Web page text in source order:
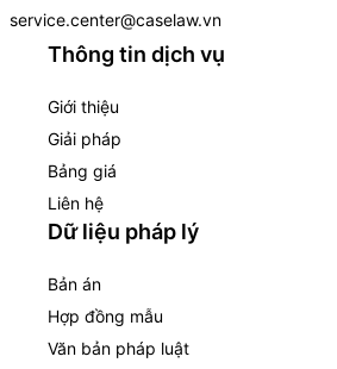
service.center@caselaw.vn
Thông tin dịch vụ
Giới thiệu
Giải pháp
Bảng giá
Liên hệ
Dữ liệu pháp lý
Bản án
Hợp đồng mẫu
Văn bản pháp luật